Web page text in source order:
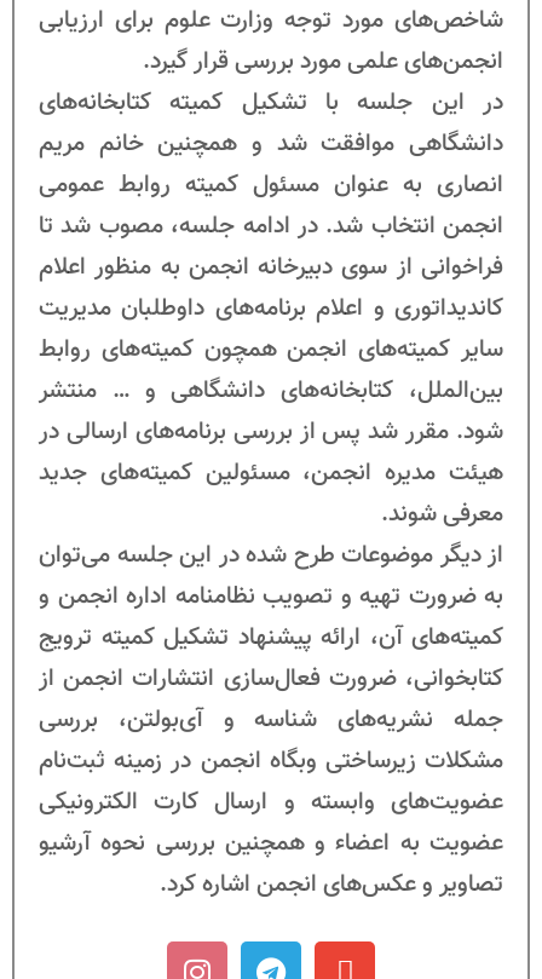
شاخص‌های مورد توجه وزارت علوم برای ارزیابی
انجمن‌های علمی مورد بررسی قرار گیرد.
در این جلسه با تشکیل کمیته کتابخانه‌های
دانشگاهی موافقت شد و همچنین خانم مریم
انصاری به عنوان مسئول کمیته روابط عمومی
انجمن انتخاب شد. در ادامه جلسه، مصوب شد تا
فراخوانی از سوی دبیرخانه انجمن به منظور اعلام
کاندیداتوری و اعلام برنامه‌های داوطلبان مدیریت
سایر کمیته‌های انجمن همچون کمیته‌های روابط
بین‌الملل، کتابخانه‌های دانشگاهی و … منتشر
شود. مقرر شد پس از بررسی برنامه‌های ارسالی در
هیئت مدیره انجمن، مسئولین کمیته‌های جدید
معرفی شوند.
از دیگر موضوعات طرح شده در این جلسه می‌توان
به ضرورت تهیه و تصویب نظامنامه اداره انجمن و
کمیته‌های آن، ارائه پیشنهاد تشکیل کمیته ترویج
کتابخوانی، ضرورت فعال‌سازی انتشارات انجمن از
جمله نشریه‌های شناسه و آی‌بولتن، بررسی
مشکلات زیرساختی وبگاه انجمن در زمینه ثبت‌نام
عضویت‌های وابسته و ارسال کارت الکترونیکی
عضویت به اعضاء و همچنین بررسی نحوه آرشیو
تصاویر و عکس‌های انجمن اشاره کرد.